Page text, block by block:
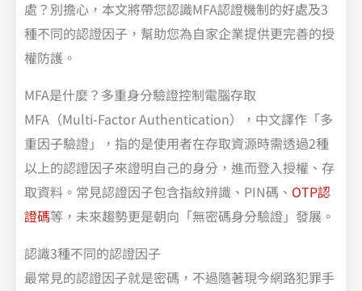
處？別擔心，本文將帶您認識MFA認證機制的好處及3
種不同的認證因子，幫助您為自家企業提供更完善的授
權防護。
MFA是什麼？多重身分驗證控制電腦存取
​​MFA（Multi-Factor Authentication），中文譯作「多
重因子驗證」，指的是使用者在存取資源時需透過2種
以上的認證因子來證明自己的身分，進而登入授權、存
取資料。常見認證因子包含指紋辨識、PIN碼、 OTP認
證碼等，未來趨勢更是朝向「無密碼身分驗證」發展。
認識3種不同的認證因子
最常見的認證因子就是密碼，不過隨著現今網路犯罪手